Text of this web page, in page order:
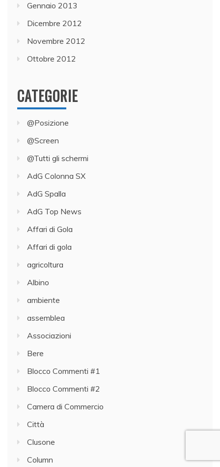
Gennaio 2013
Dicembre 2012
Novembre 2012
Ottobre 2012
CATEGORIE
@Posizione
@Screen
@Tutti gli schermi
AdG Colonna SX
AdG Spalla
AdG Top News
Affari di Gola
Affari di gola
agricoltura
Albino
ambiente
assemblea
Associazioni
Bere
Blocco Commenti #1
Blocco Commenti #2
Camera di Commercio
Città
Clusone
Column